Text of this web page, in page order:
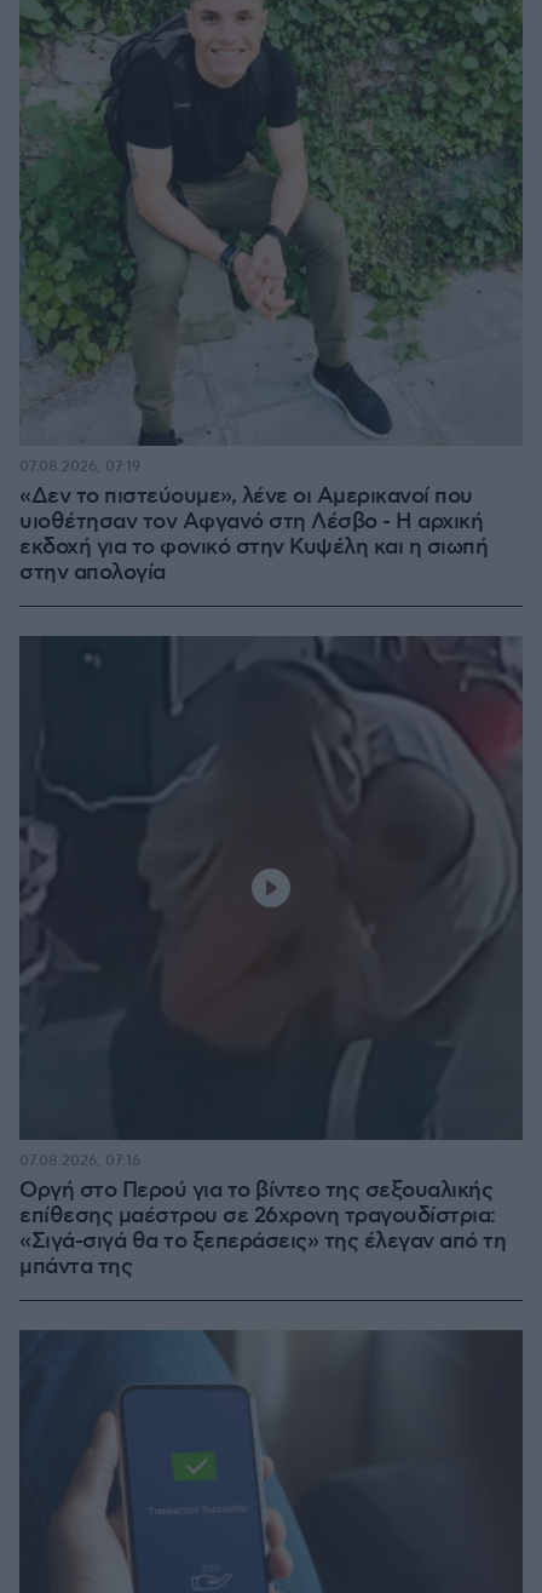
«Δεν το πιστεύουμε», λένε οι Αμερικανοί που
υιοθέτησαν τον Αφγανό στη Λέσβο - Η αρχική
εκδοχή για το φονικό στην Κυψέλη και η σιωπή
στην απολογία
07.08.2026, 07:19
Οργή στο Περού για το βίντεο της σεξουαλικής
επίθεσης μαέστρου σε 26χρονη τραγουδίστρια:
«Σιγά-σιγά θα το ξεπεράσεις» της έλεγαν από τη
μπάντα της
07.08.2026, 07:16